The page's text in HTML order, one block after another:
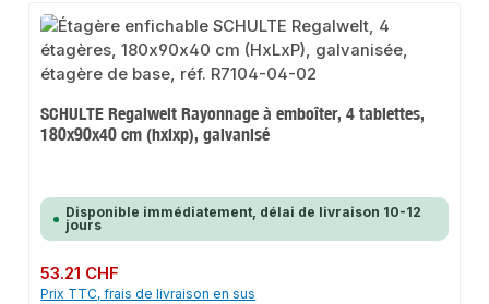
SCHULTE Regalwelt Rayonnage à emboîter, 4 tablettes,
180x90x40 cm (hxlxp), galvanisé
Disponible immédiatement, délai de livraison 10-12
jours
Prix régulier :
53.21 CHF
Prix TTC, frais de livraison en sus